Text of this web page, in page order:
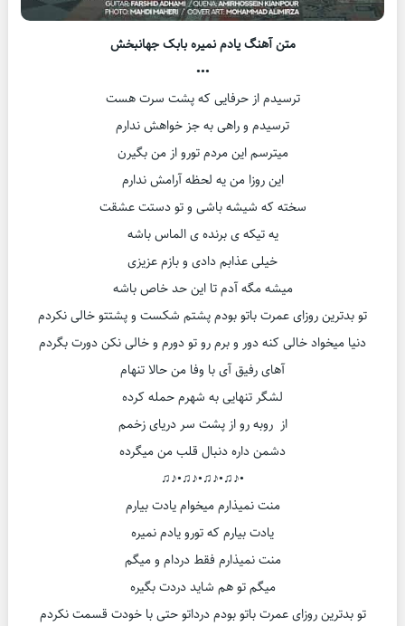
متن آهنگ یادم نمیره بابک جهانبخش
•••
ترسیدم از حرفایی که پشت سرت هست
ترسیدم و راهی به جز خواهش ندارم
میترسم این مردم تورو از من بگیرن
این روزا من یه لحظه آرامش ندارم
سخته که شیشه باشی و تو دستت عشقت
یه تیکه ی برنده ی الماس باشه
خیلی عذابم دادی و بازم عزیزی
میشه مگه آدم تا این حد خاص باشه
تو بدترین روزای عمرت باتو بودم پشتم شکست و پشتتو خالی نکردم
دنیا میخواد خالی کنه دور و برم رو تو دورم و خالی نکن دورت بگردم
آهای رفیق آی با وفا من حالا تنهام
لشگر تنهایی به شهرم حمله کرده
از روبه رو از پشت سر دریای زخمم
دشمن داره دنبال قلب من میگرده
•♪♫•♪♫•♪♫•♪♫
منت نمیذارم میخوام یادت بیارم
یادت بیارم که تورو یادم نمیره
منت نمیذارم فقط دردام و میگم
میگم تو هم شاید دردت بگیره
تو بدترین روزای عمرت باتو بودم درداتو حتی با خودت قسمت نکردم